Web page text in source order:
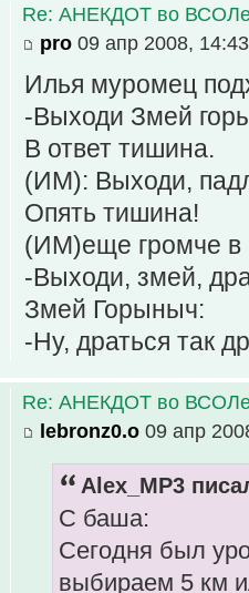
Re: АНЕКДОТ во
pro 09 апр 2008, 14:43
Илья муромец
-Выходи Змей
В ответ тишина.
(ИМ): Выходи,
Опять тишина!
(ИМ)еще громче в
-Выходи, змей,
Змей Горыныч:
-Ну, драться так
Re: АНЕКДОТ во
lebronz0.o 09 апр
Alex_MP3
С баша:
Сегодня был
выбираем 5 км